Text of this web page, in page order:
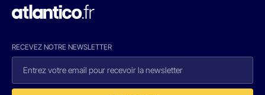
RECEVEZ NOTRE NEWSLETTER